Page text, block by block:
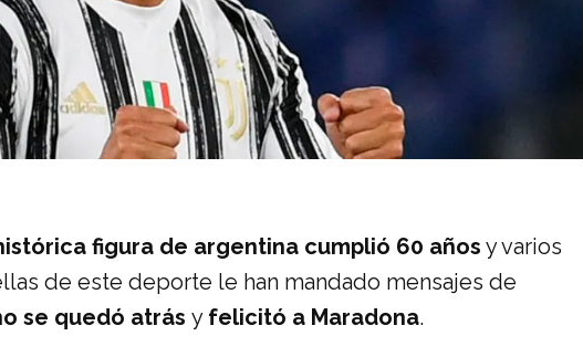
figura de argentina cumplió 60 años y varios
de este deporte le han mandado mensajes de
se quedó atrás y felicitó a Maradona.